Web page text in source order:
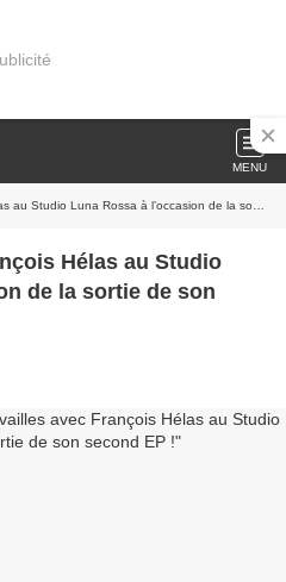
MENU
Luna Rossa à l’occasion de la sortie de son second EP !
Hélas au Studio
de la sortie de son